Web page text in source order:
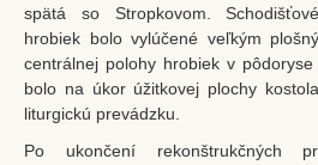
spätá so Stropkovom.
hrobiek bolo vylúčené veľkým
centrálnej polohy hrobiek v
bolo na úkor úžitkovej plochy
liturgickú prevádzku.
Po ukončení rekonštrukčných